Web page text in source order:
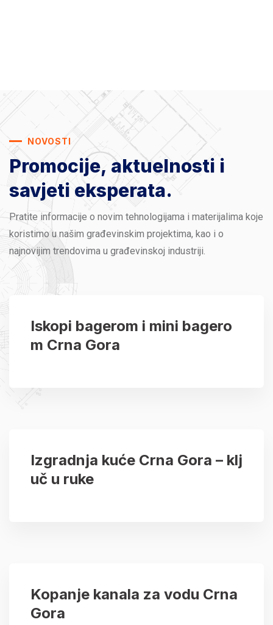
NOVOSTI
Promocije, aktuelnosti i
savjeti eksperata.
Pratite informacije o novim tehnologijama i materijalima koje
koristimo u našim građevinskim projektima, kao i o
najnovijim trendovima u građevinskoj industriji.
Iskopi bagerom i mini bagero
m Crna Gora
Izgradnja kuće Crna Gora – klj
uč u ruke
Kopanje kanala za vodu Crna
Gora